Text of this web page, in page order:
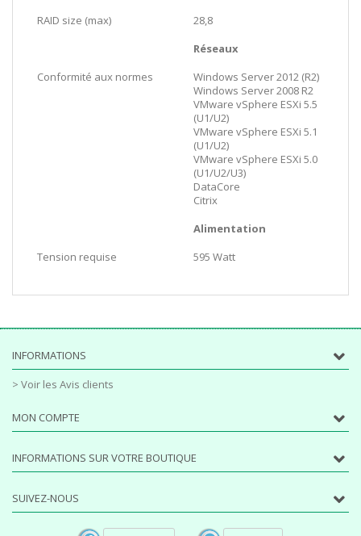
RAID size (max)
28,8
Réseaux
Conformité aux normes
Windows Server 2012 (R2)
Windows Server 2008 R2
VMware vSphere ESXi 5.5
(U1/U2)
VMware vSphere ESXi 5.1
(U1/U2)
VMware vSphere ESXi 5.0
(U1/U2/U3)
DataCore
Citrix
Alimentation
Tension requise
595 Watt
INFORMATIONS
> Voir les Avis clients
MON COMPTE
INFORMATIONS SUR VOTRE BOUTIQUE
SUIVEZ-NOUS